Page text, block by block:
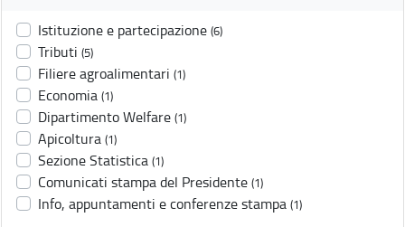
Istituzione e partecipazione (6)
Tributi (5)
Filiere agroalimentari (1)
Economia (1)
Dipartimento Welfare (1)
Apicoltura (1)
Sezione Statistica (1)
Comunicati stampa del Presidente (1)
Info, appuntamenti e conferenze stampa (1)